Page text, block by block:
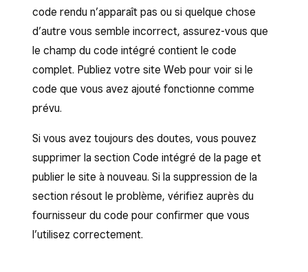
code rendu n’apparaît pas ou si quelque chose
d’autre vous semble incorrect, assurez-vous que
le champ du code intégré contient le code
complet. Publiez votre site Web pour voir si le
code que vous avez ajouté fonctionne comme
prévu.
Si vous avez toujours des doutes, vous pouvez
supprimer la section Code intégré de la page et
publier le site à nouveau. Si la suppression de la
section résout le problème, vérifiez auprès du
fournisseur du code pour confirmer que vous
l’utilisez correctement.